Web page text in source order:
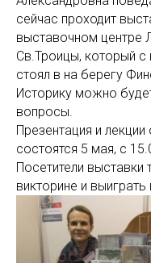
сейчас проходит
выставочном центре
Св.Троицы, который с
стоял в на берегу
Историку можно
вопросы.
Презентация и
состоятся 5 мая, с
Посетители выставки
викторине и